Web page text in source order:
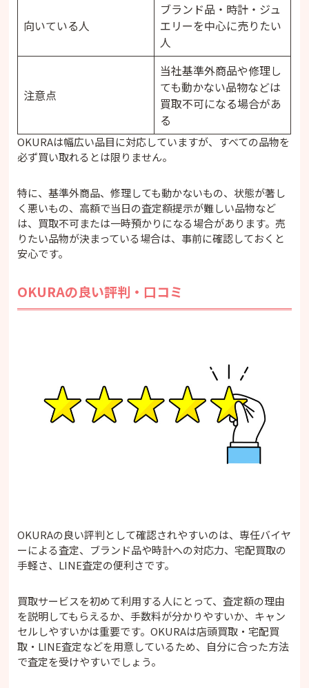
向いている人
ブランド品・時計・ジュ
エリーを中心に売りたい
人
注意点
当社基準外商品や修理し
ても動かない品物などは
買取不可になる場合があ
る
OKURAは幅広い品目に対応していますが、すべての品物を
必ず買い取れるとは限りません。
特に、基準外商品、修理しても動かないもの、状態が著し
く悪いもの、高額で当日の査定額提示が難しい品物など
は、買取不可または一時預かりになる場合があります。売
りたい品物が決まっている場合は、事前に確認しておくと
安心です。
OKURAの良い評判・口コミ
OKURAの良い評判として確認されやすいのは、専任バイヤ
ーによる査定、ブランド品や時計への対応力、宅配買取の
手軽さ、LINE査定の便利さです。
買取サービスを初めて利用する人にとって、査定額の理由
を説明してもらえるか、手数料が分かりやすいか、キャン
セルしやすいかは重要です。OKURAは店頭買取・宅配買
取・LINE査定などを用意しているため、自分に合った方法
で査定を受けやすいでしょう。